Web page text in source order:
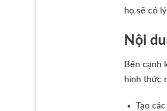
họ sẽ có
Nội
Bên cạnh
hình thức
Tạo